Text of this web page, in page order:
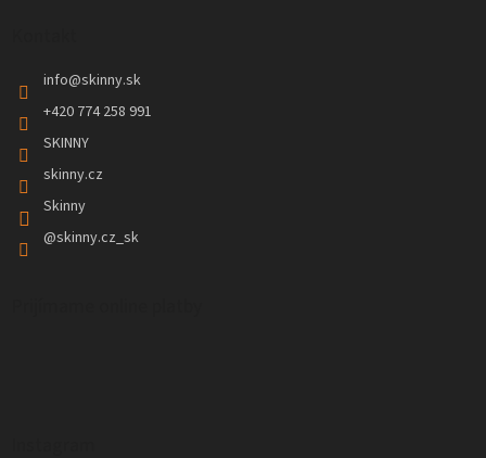
info@skinny.sk
+420 774 258 991
SKINNY
skinny.cz
Skinny
@skinny.cz_sk